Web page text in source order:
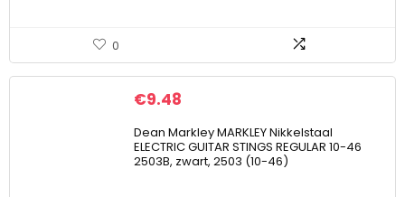
0
€9.48
Dean Markley MARKLEY Nikkelstaal
ELECTRIC GUITAR STINGS REGULAR 10-46
2503B, zwart, 2503 (10-46)